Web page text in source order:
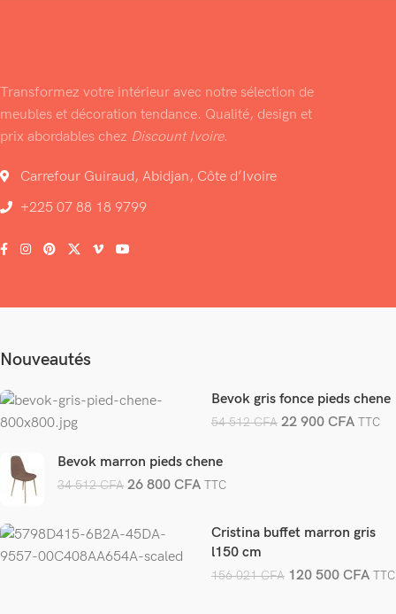
Transformez votre intérieur avec notre sélection de
meubles et décoration tendance. Qualité, design et
prix abordables chez Discount Ivoire.
Carrefour Guiraud, Abidjan, Côte d’Ivoire
+225 07 88 18 9799
Nouveautés
Bevok gris fonce pieds chene
54 512CFA 22 900 CFA TTC
Bevok marron pieds chene
34 512CFA 26 800CFA TTC
Cristina buffet marron gris
l150 cm
156 021CFA 120 500 CFA TTC